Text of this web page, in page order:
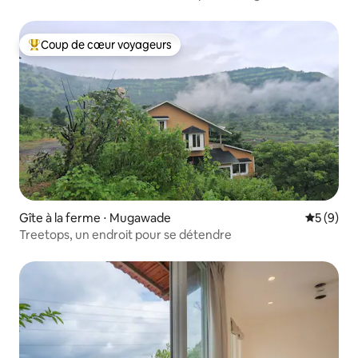
Coups de cœur voyageurs les plus appréciés
Coup de cœur voyageurs
Gîte à la ferme ⋅ Mugawade
5 (9)
Treetops, un endroit pour se détendre